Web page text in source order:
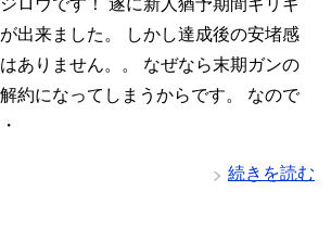
出来ました。 しかし達成後の安堵感
ありません。。 なぜなら末期ガンの
約になってしまうからです。 なので
続きを読む